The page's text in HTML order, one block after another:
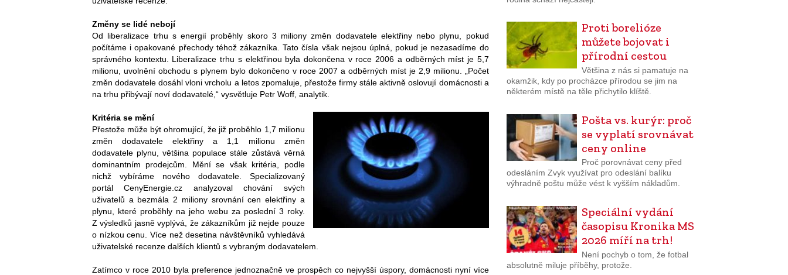
Změny se lidé nebojí
Od liberalizace trhu s energií proběhly skoro 3 miliony změn dodavatele elektřiny nebo plynu, pokud
počítáme i opakované přechody téhož zákazníka. Tato čísla však nejsou úplná, pokud je nezasadíme do
správného kontextu. Liberalizace trhu s elektřinou byla dokončena v roce 2006 a odběrných míst je 5,7
milionu, uvolnění obchodu s plynem bylo dokončeno v roce 2007 a odběrných míst je 2,9 milionu. „Počet
změn dodavatele dosáhl vloni vrcholu a letos zpomaluje, přestože firmy stále aktivně oslovují domácnosti a
na trhu přibývají noví dodavatelé,“ vysvětluje Petr Woff, analytik.
Kritéria se mění
Přestože může být ohromující, že již proběhlo 1,7 milionu
změn dodavatele elektřiny a 1,1 milionu změn
dodavatele plynu, většina populace stále zůstává věrná
dominantním prodejcům. Mění se však kritéria, podle
nichž vybíráme nového dodavatele. Specializovaný
portál CenyEnergie.cz analyzoval chování svých
uživatelů a bezmála 2 miliony srovnání cen elektřiny a
plynu, které proběhly na jeho webu za poslední 3 roky.
Z výsledků jasně vyplývá, že zákazníkům již nejde pouze
o nízkou cenu. Více než desetina návštěvníků vyhledává
uživatelské recenze dalších klientů s vybraným dodavatelem.
Zatímco v roce 2010 byla preference jednoznačně ve prospěch co nejvyšší úspory, domácnosti nyní více
Proti borelióze
můžete bojovat i
přírodní cestou
Většina z nás si pamatuje na
okamžik, kdy po procházce přírodou se jim na
některém místě na těle přichytilo klíště.
Pošta vs. kurýr: proč
se vyplatí srovnávat
ceny online
Proč porovnávat ceny před
odesláním Zvyk využívat pro odeslání balíku
výhradně poštu může vést k vyšším nákladům.
Speciální vydání
časopisu Kronika MS
2026 míří na trh!
Není pochyb o tom, že fotbal
absolutně miluje příběhy, protože.